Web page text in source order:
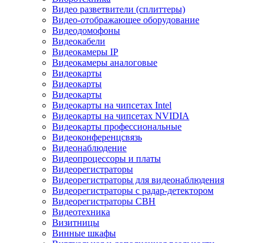
Видео разветвители (сплиттеры)
Видео-отображающее оборудование
Видеодомофоны
Видеокабели
Видеокамеры IP
Видеокамеры аналоговые
Видеокарты
Видеокарты
Видеокарты
Видеокарты на чипсетах Intel
Видеокарты на чипсетах NVIDIA
Видеокарты профессиональные
Видеоконференцсвязь
Видеонаблюдение
Видеопроцессоры и платы
Видеорегистраторы
Видеорегистраторы для видеонаблюдения
Видеорегистраторы с радар-детектором
Видеорегистраторы СВН
Видеотехника
Визитницы
Винные шкафы